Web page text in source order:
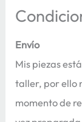
Envío
Mis piezas
taller, por ello
momento de